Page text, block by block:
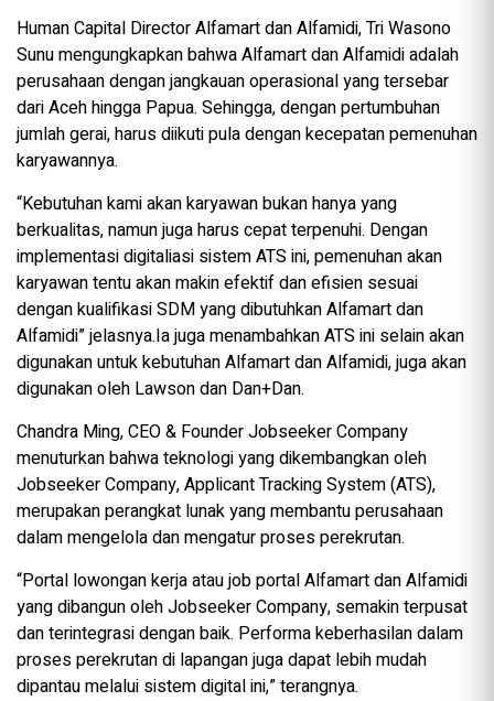
Human Capital Director Alfamart dan Alfamidi, Tri Wasono
Sunu mengungkapkan bahwa Alfamart dan Alfamidi adalah
perusahaan dengan jangkauan operasional yang tersebar
dari Aceh hingga Papua. Sehingga, dengan pertumbuhan
jumlah gerai, harus diikuti pula dengan kecepatan pemenuhan
karyawannya.
“Kebutuhan kami akan karyawan bukan hanya yang
berkualitas, namun juga harus cepat terpenuhi. Dengan
implementasi digitaliasi sistem ATS ini, pemenuhan akan
karyawan tentu akan makin efektif dan efisien sesuai
dengan kualifikasi SDM yang dibutuhkan Alfamart dan
Alfamidi” jelasnya.Ia juga menambahkan ATS ini selain akan
digunakan untuk kebutuhan Alfamart dan Alfamidi, juga akan
digunakan oleh Lawson dan Dan+Dan.
Chandra Ming, CEO & Founder Jobseeker Company
menuturkan bahwa teknologi yang dikembangkan oleh
Jobseeker Company, Applicant Tracking System (ATS),
merupakan perangkat lunak yang membantu perusahaan
dalam mengelola dan mengatur proses perekrutan.
“Portal lowongan kerja atau job portal Alfamart dan Alfamidi
yang dibangun oleh Jobseeker Company, semakin terpusat
dan terintegrasi dengan baik. Performa keberhasilan dalam
proses perekrutan di lapangan juga dapat lebih mudah
dipantau melalui sistem digital ini,” terangnya.